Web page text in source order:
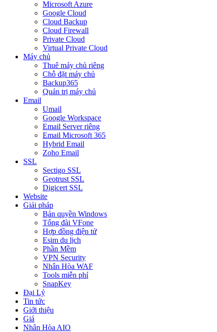
Microsoft Azure
Google Cloud
Cloud Backup
Cloud Firewall
Private Cloud
Virtual Private Cloud
Máy chủ
Thuê máy chủ riêng
Chỗ đặt máy chủ
Backup365
Quản trị máy chủ
Email
Umail
Google Workspace
Email Server riêng
Email Microsoft 365
Hybrid Email
Zoho Email
SSL
Sectigo SSL
Geotrust SSL
Digicert SSL
Website
Giải pháp
Bản quyền Windows
Tổng đài VFone
Hợp đồng điện tử
Esim du lịch
Phần Mềm
VPN Security
Nhân Hòa WAF
Tools miễn phí
SnapKey
Đại Lý
Tin tức
Giới thiệu
Giá
Nhân Hòa AIO